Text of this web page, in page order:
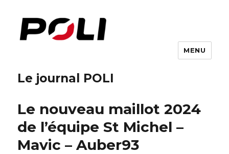
Le journal POLI
MENU
Le nouveau maillot 2024
de l’équipe St Michel –
Mavic – Auber93